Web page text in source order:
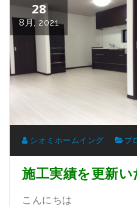
28
8月, 2021
シオミホームイング ブ
施工実績を更新い
こんにちは